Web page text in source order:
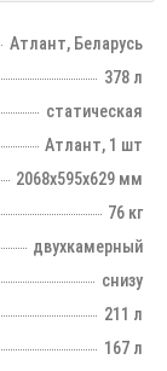
Атлант, Беларусь
378 л
статическая
Атлант, 1 шт
2068х595х629 мм
76 кг
двухкамерный
снизу
211 л
167 л